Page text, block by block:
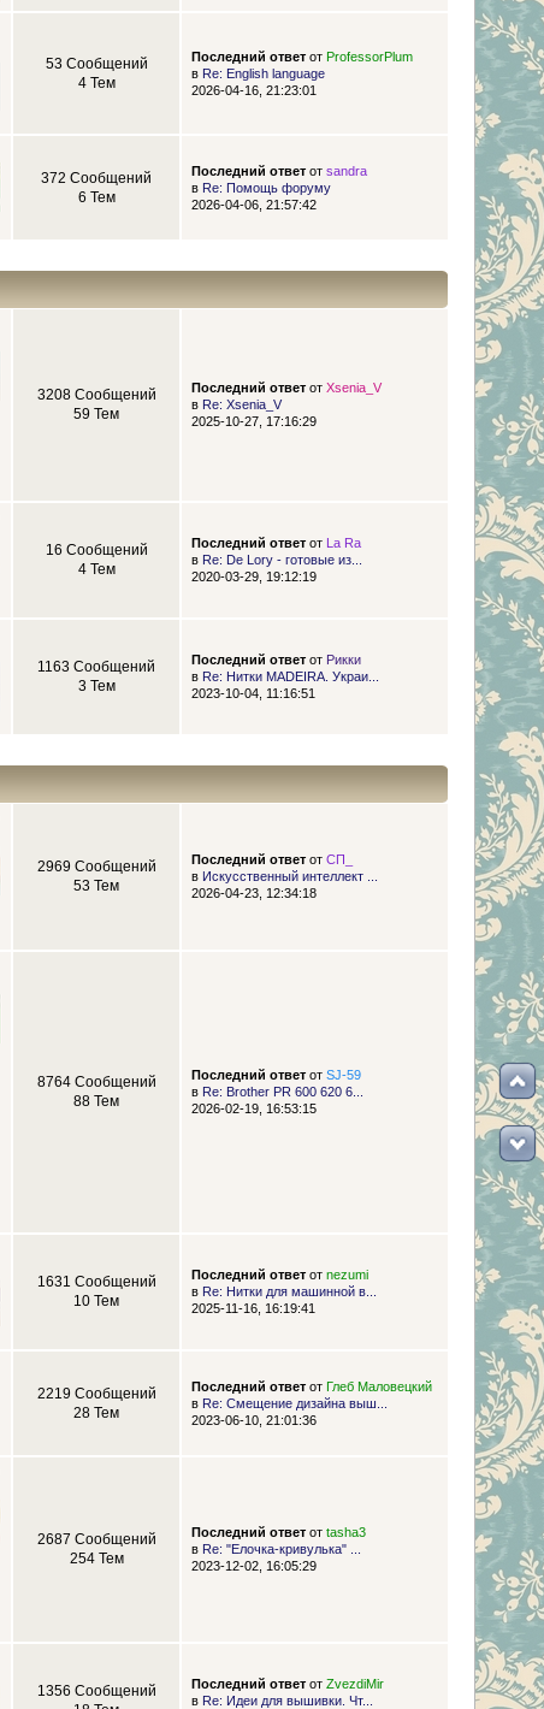
53 Сообщений
4 Тем
Последний ответот ProfessorPlum
в Re: English language
2026-04-16, 21:23:01
372 Сообщений
6 Тем
Последний ответот sandra
в Re: Помощь форуму
2026-04-06, 21:57:42
3208 Сообщений
59 Тем
Последний ответот Xsenia_V
в Re: Xsenia_V
2025-10-27, 17:16:29
16 Сообщений
4 Тем
Последний ответот
La Ra
в Re: De Lory - готовые из...
2020-03-29, 19:12:19
1163 Сообщений
3 Тем
Последний ответот Рикки
в Re: Нитки MADEIRA. Украи...
2023-10-04, 11:16:51
2969 Сообщений
53 Тем
Последний ответот СП_
в Искусственный интеллект ...
2026-04-23, 12:34:18
8764 Сообщений
88 Тем
Последний ответот SJ-59
в Re: Brother PR 600 620 6...
2026-02-19, 16:53:15
1631 Сообщений
10 Тем
Последний ответот nezumi
в Re: Нитки для машинной в...
2025-11-16, 16:19:41
2219 Сообщений
28 Тем
Последний ответот Глеб Маловецкий
в Re: Смещение дизайна выш...
2023-06-10, 21:01:36
2687 Сообщений
254 Тем
Последний ответот tasha3
в Re: "Елочка-кривулька" ...
2023-12-02, 16:05:29
1356 Сообщений
Последний ответот ZvezdiMir
в Re: Идеи для вышивки. Чт...